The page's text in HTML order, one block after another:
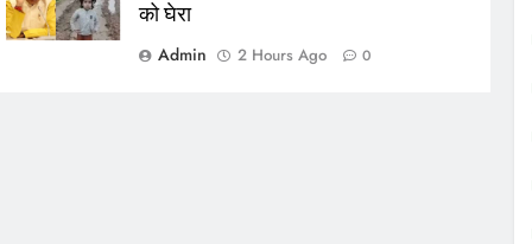
को घेरा
Admin
2 Hours Ago 0